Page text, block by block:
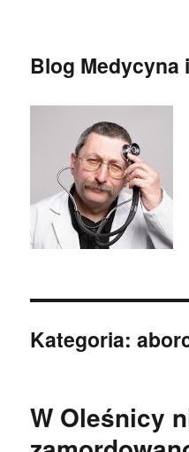
Blog Medycyna
Kategoria:
W Oleśnicy